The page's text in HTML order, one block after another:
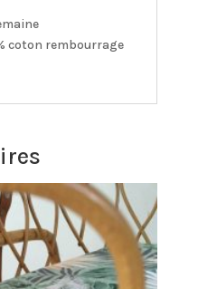
coton rembourrage